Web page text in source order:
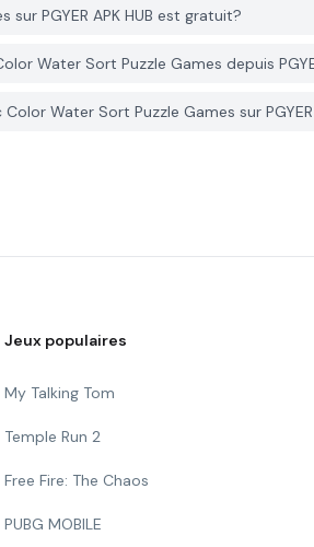
PGYER APK HUB est gratuit?
Water Sort Puzzle Games depuis
Water Sort Puzzle Games sur PGYER
Jeux populaires
My Talking Tom
Temple Run 2
Free Fire: The Chaos
PUBG MOBILE